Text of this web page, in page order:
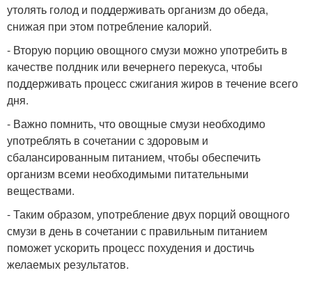
утолять голод и поддерживать организм до обеда,
снижая при этом потребление калорий.
- Вторую порцию овощного смузи можно употребить в
качестве полдник или вечернего перекуса, чтобы
поддерживать процесс сжигания жиров в течение всего
дня.
- Важно помнить, что овощные смузи необходимо
употреблять в сочетании с здоровым и
сбалансированным питанием, чтобы обеспечить
организм всеми необходимыми питательными
веществами.
- Таким образом, употребление двух порций овощного
смузи в день в сочетании с правильным питанием
поможет ускорить процесс похудения и достичь
желаемых результатов.